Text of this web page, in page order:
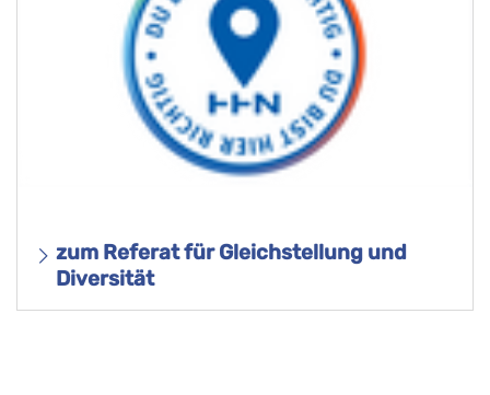
zum Referat für Gleichstellung und
Diversität